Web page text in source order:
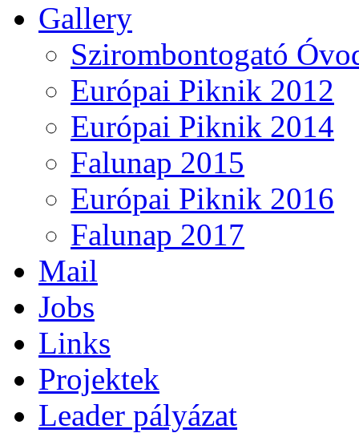
Gallery
Szirombontogató
Európai Piknik 2012
Európai Piknik 2014
Falunap 2015
Európai Piknik 2016
Falunap 2017
Mail
Jobs
Links
Projektek
Leader pályázat